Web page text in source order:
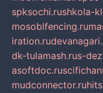
spksochi.rushkola-
mosoblfencing.ru
iration.ru
dk-tulamash.rus-
asoftdoc.ru
mudconnector.ru